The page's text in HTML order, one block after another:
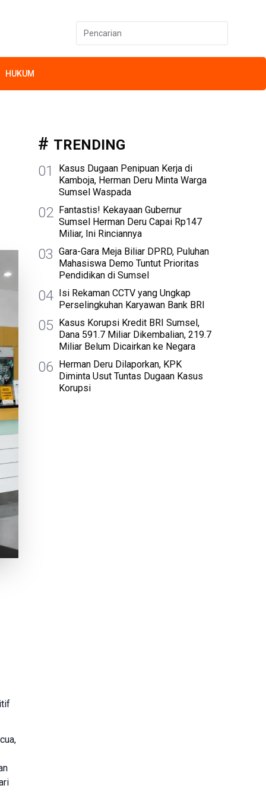
HUKUM
TRENDING
01
Kasus Dugaan Penipuan Kerja di
Kamboja, Herman Deru Minta Warga
Sumsel Waspada
02 Fantastis! Kekayaan Gubernur
Sumsel Herman Deru Capai Rp147
Miliar, Ini Rinciannya
03 Gara-Gara Meja Biliar DPRD, Puluhan
Mahasiswa Demo Tuntut Prioritas
Pendidikan di Sumsel
04 Isi Rekaman CCTV yang Ungkap
Perselingkuhan Karyawan Bank BRI
05 Kasus Korupsi Kredit BRI Sumsel,
Dana 591.7 Miliar Dikembalian, 219.7
Miliar Belum Dicairkan ke Negara
06 Herman Deru Dilaporkan, KPK
Diminta Usut Tuntas Dugaan Kasus
Korupsi